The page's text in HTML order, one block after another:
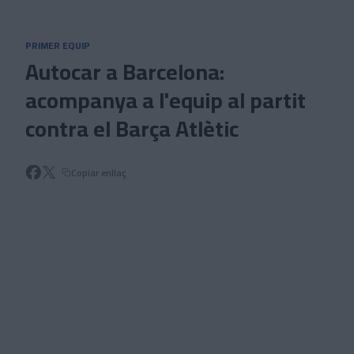
PRIMER EQUIP
Autocar a Barcelona:
acompanya a l'equip al partit
contra el Barça Atlètic
Copiar enllaç